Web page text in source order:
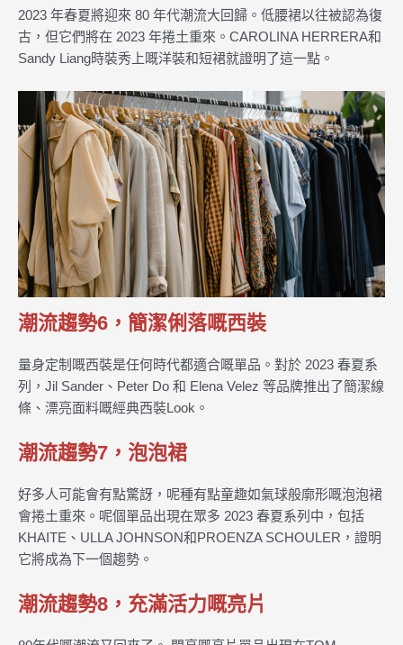
2023 年春夏將迎來 80 年代潮流大回歸。低腰裙以往被認為復
古，但它們將在 2023 年捲土重來。CAROLINA HERRERA和
Sandy Liang時裝秀上嘅洋裝和短裙就證明了這一點。
潮流趨勢6，簡潔俐落嘅西裝
量身定制嘅西裝是任何時代都適合嘅單品。對於 2023 春夏系
列，Jil Sander、Peter Do 和 Elena Velez 等品牌推出了簡潔線
條、漂亮面料嘅經典西裝Look。
潮流趨勢7，泡泡裙
好多人可能會有點驚訝，呢種有點童趣如氣球般廓形嘅泡泡裙
會捲土重來。呢個單品出現在眾多 2023 春夏系列中，包括
KHAITE、ULLA JOHNSON和PROENZA SCHOULER，證明
它將成為下一個趨勢。
潮流趨勢8，充滿活力嘅亮片